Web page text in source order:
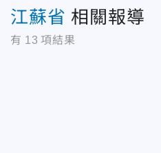
江蘇省 相關報導
有 13 項結果